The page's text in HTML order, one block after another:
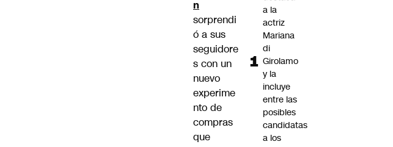
n
sorprendi
ó a sus
seguidore
s con un
nuevo
experime
nto de
compras
que
a la
actriz
Mariana
di
Girolamo
y la
incluye
entre las
posibles
candidatas
a los